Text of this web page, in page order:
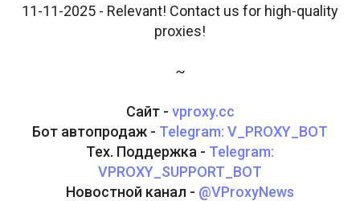
11-11-2025 - Relevant! Contact us for high-quality
proxies!
~
Сайт - vproxy.cc
Бот автопродаж - Telegram: V_PROXY_BOT
Тех. Поддержка - Telegram:
VPROXY_SUPPORT_BOT
Новостной канал - @VProxyNews